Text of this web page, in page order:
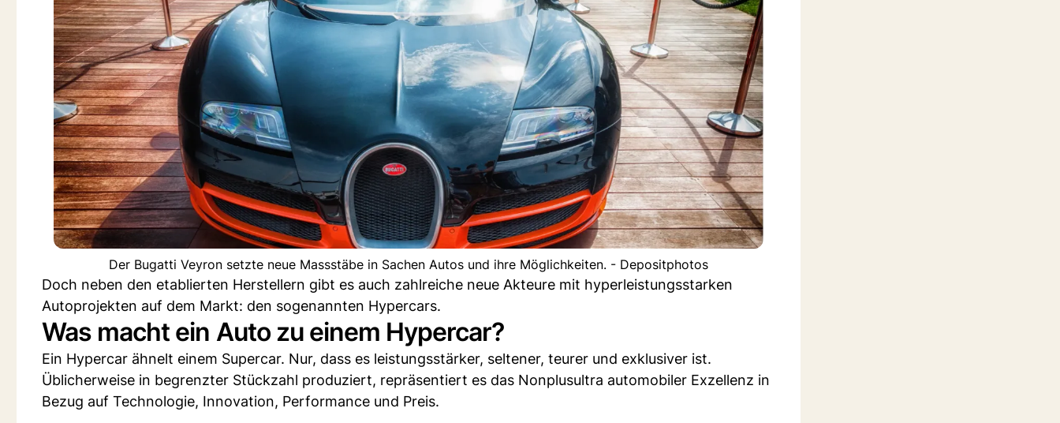
Der Bugatti Veyron setzte neue Massstäbe in Sachen Autos und ihre Möglichkeiten. - Depositphotos
Doch neben den etablierten Herstellern gibt es auch zahlreiche neue Akteure mit hyperleistungsstarken
Autoprojekten auf dem Markt: den sogenannten Hypercars.
Was macht ein Auto zu einem Hypercar?
Ein Hypercar ähnelt einem Supercar. Nur, dass es leistungsstärker, seltener, teurer und exklusiver ist.
Üblicherweise in begrenzter Stückzahl produziert, repräsentiert es das Nonplusultra automobiler Exzellenz in
Bezug auf Technologie, Innovation, Performance und Preis.